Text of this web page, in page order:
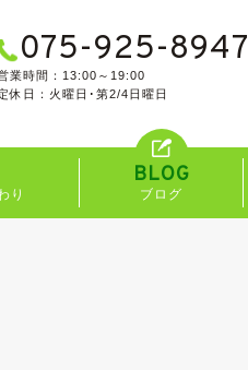
075-925-8947
業時間：13:00～19:00
休日：火曜日･第2/4日曜日
り
BLOG
ブログ